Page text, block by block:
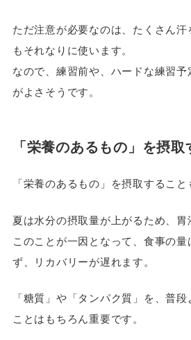
ただ注意が必要なのは、たくさん
もそれなりに使います。
なので、練習前や、ハードな練習
がよさそうです。
「栄養のあるもの」を摂取
「栄養のあるもの」を摂取すること
夏は水分の摂取量が上がるため、胃
このことが一因となって、食事の
ず、リカバリーが遅れます。
「糖質」や「タンパク質」を、普
ことはもちろん重要です。